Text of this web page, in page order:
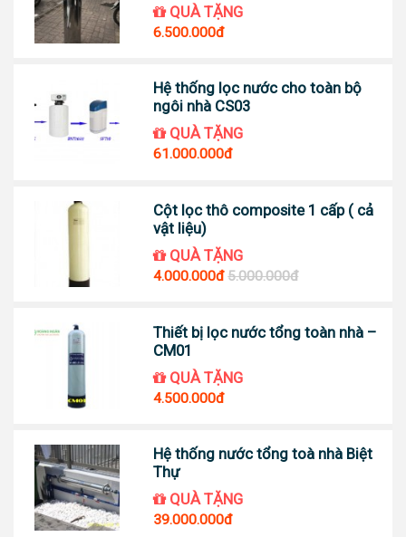
QUÀ TẶNG
6.500.000đ
Hệ thống lọc nước cho toàn bộ
ngôi nhà CS03
QUÀ TẶNG
61.000.000đ
Cột lọc thô composite 1 cấp ( cả
vật liệu)
QUÀ TẶNG
4.000.000đ 5.000.000đ
Thiết bị lọc nước tổng toàn nhà –
CM01
QUÀ TẶNG
4.500.000đ
Hệ thống nước tổng toà nhà Biệt
Thự
QUÀ TẶNG
39.000.000đ